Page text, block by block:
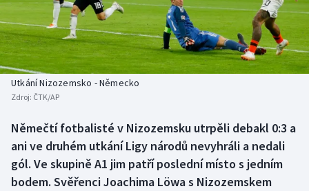
Baseball a softbal
Basketbal
Biatlon
Box
Curling
Soutěže
Historické návraty
Aplikace ČT sport
Utkání Nizozemsko - Německo
Zdroj: ČTK/AP
Němečtí fotbalisté v Nizozemsku utrpěli debakl 0:3 a
ani ve druhém utkání Ligy národů nevyhráli a nedali
gól. Ve skupině A1 jim patří poslední místo s jedním
bodem. Svěřenci Joachima Löwa s Nizozemskem